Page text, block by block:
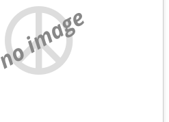
no image